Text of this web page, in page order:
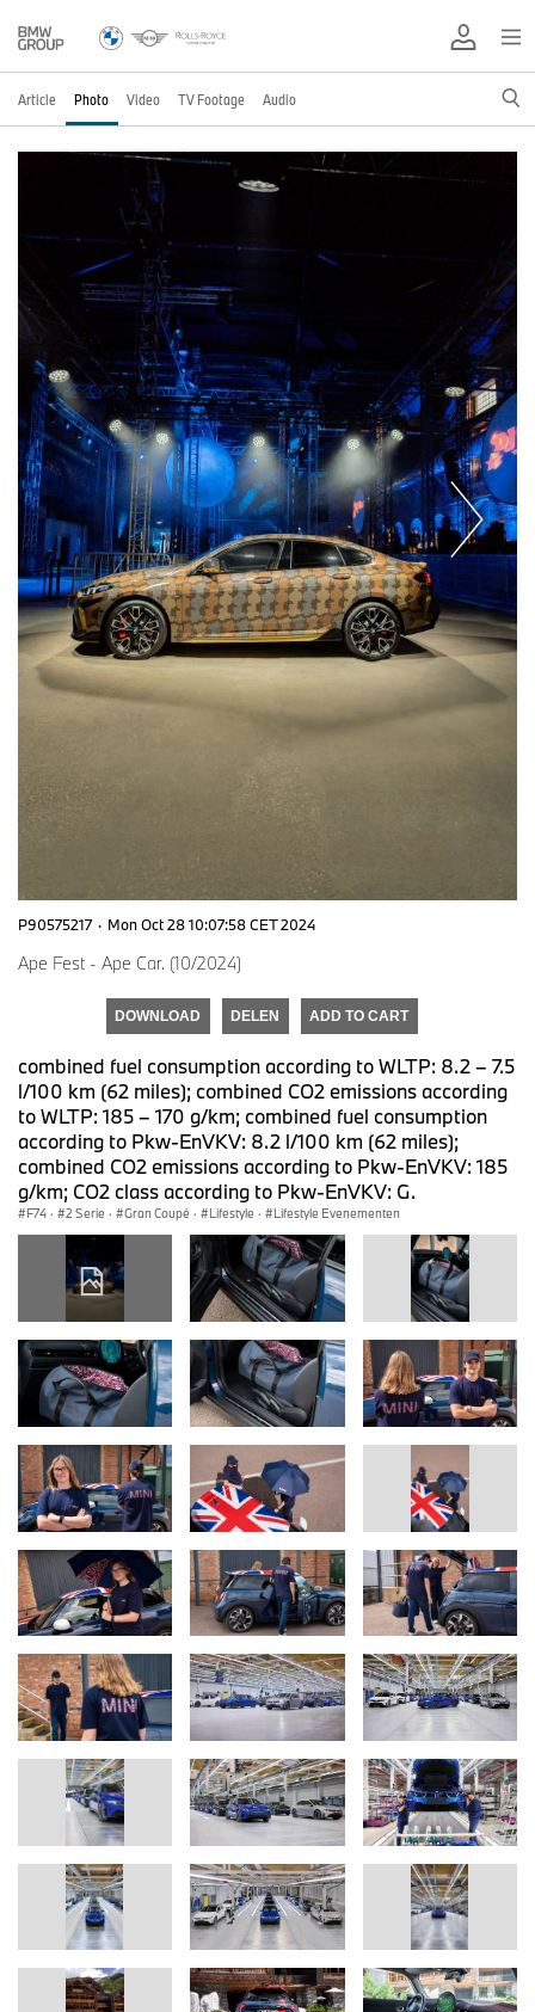
Article Photo Video TV Footage Audio
P90575217 · Mon Oct 28 10:07:58 CET 2024
Ape Fest - Ape Car. (10/2024)
DOWNLOAD DELEN ADD TO CART
combined fuel consumption according to WLTP: 8.2 – 7.5
l/100 km (62 miles); combined CO2 emissions according
to WLTP: 185 – 170 g/km; combined fuel consumption
according to Pkw-EnVKV: 8.2 l/100 km (62 miles);
combined CO2 emissions according to Pkw-EnVKV: 185
g/km; CO2 class according to Pkw-EnVKV: G.
F74 · 2 Serie · Gran Coupé · Lifestyle · Lifestyle Evenementen